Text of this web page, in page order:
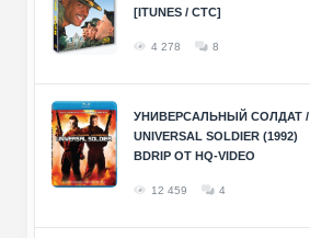
[ITUNES / СТС]
4 278 8
УНИВЕРСАЛЬНЫЙ СОЛДАТ /
UNIVERSAL SOLDIER (1992)
BDRIP ОТ HQ-VIDEO
12 459 4